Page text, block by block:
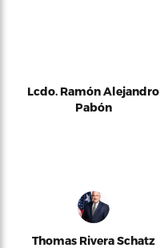
Lcdo. Ramón Alejandro
Pabón
Thomas Rivera Schatz